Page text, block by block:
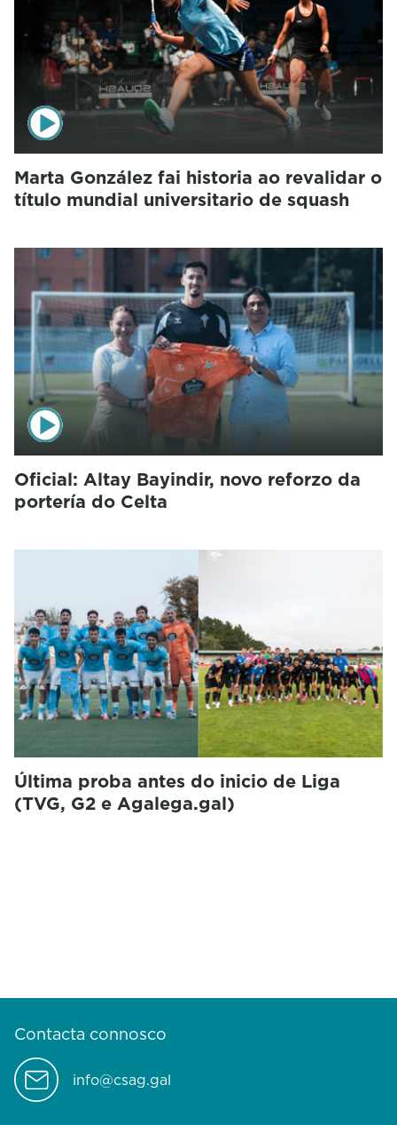
Marta González fai historia ao revalidar o
título mundial universitario de squash
Oficial: Altay Bayindir, novo reforzo da
portería do Celta
Última proba antes do inicio de Liga
(TVG, G2 e Agalega.gal)
Contacta connosco
info@csag.gal